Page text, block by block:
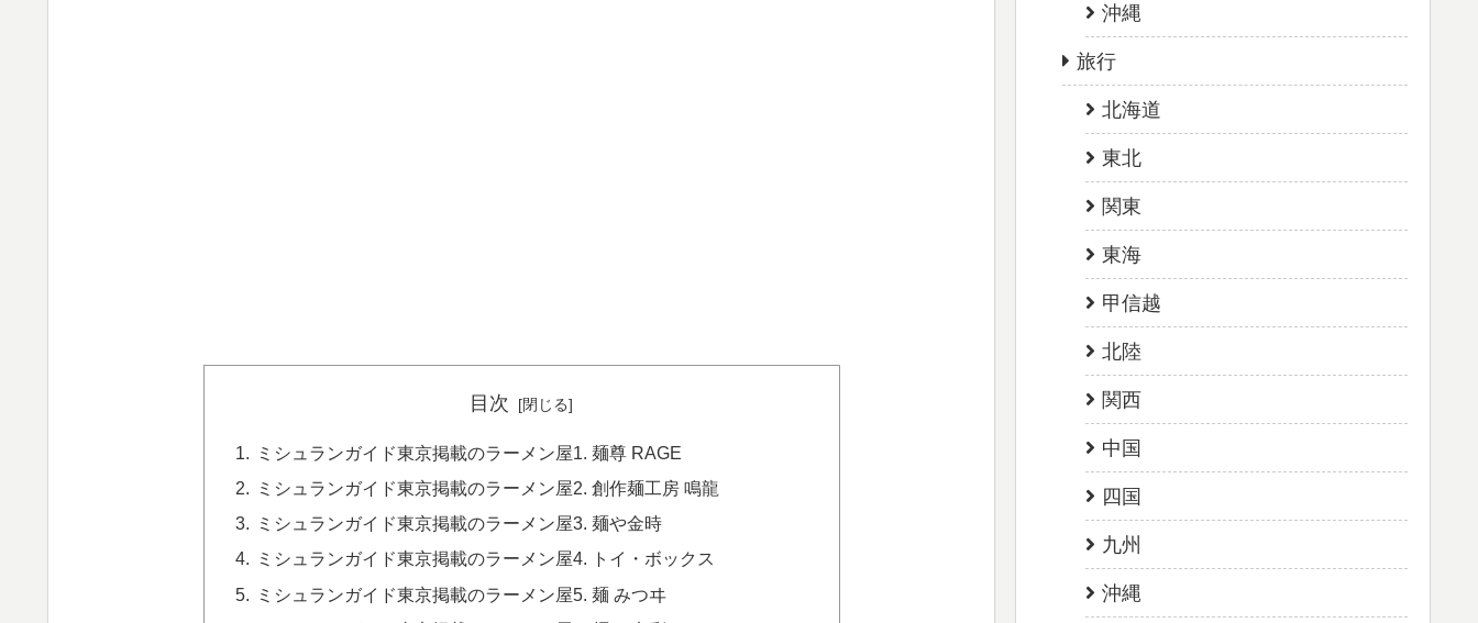
目次
ミシュランガイド東京掲載のラーメン屋1. 麺尊 RAGE
ミシュランガイド東京掲載のラーメン屋2. 創作麺工房 鳴龍
ミシュランガイド東京掲載のラーメン屋3. 麺や金時
ミシュランガイド東京掲載のラーメン屋4. トイ・ボックス
ミシュランガイド東京掲載のラーメン屋5. 麺 みつヰ
沖縄
旅行
北海道
東北
関東
東海
甲信越
北陸
関西
中国
四国
九州
沖縄